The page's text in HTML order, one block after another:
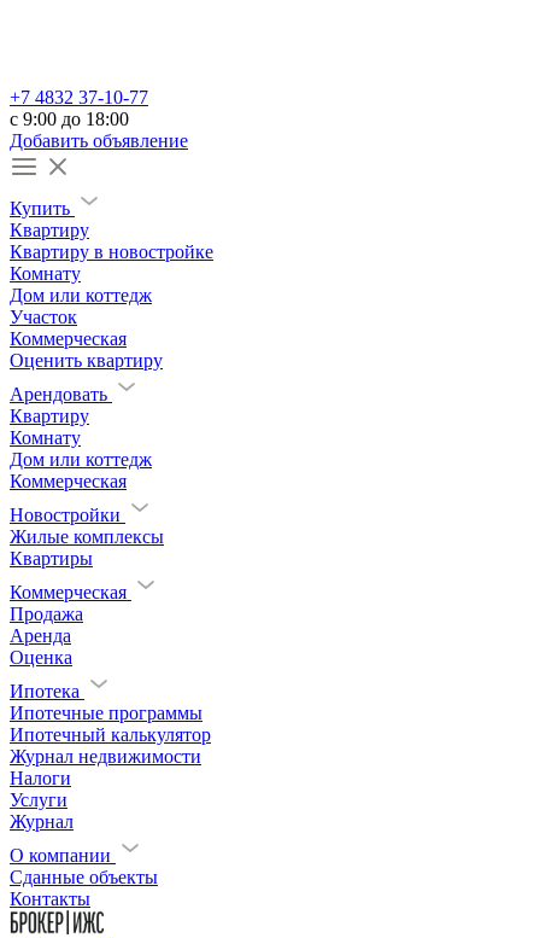
+7 4832 37-10-77
c 9:00 до 18:00
Добавить объявление
Купить
Квартиру
Квартиру в новостройке
Комнату
Дом или коттедж
Участок
Коммерческая
Оценить квартиру
Арендовать
Квартиру
Комнату
Дом или коттедж
Коммерческая
Новостройки
Жилые комплексы
Квартиры
Коммерческая
Продажа
Аренда
Оценка
Ипотека
Ипотечные программы
Ипотечный калькулятор
Журнал недвижимости
Налоги
Услуги
Журнал
О компании
Сданные объекты
Контакты